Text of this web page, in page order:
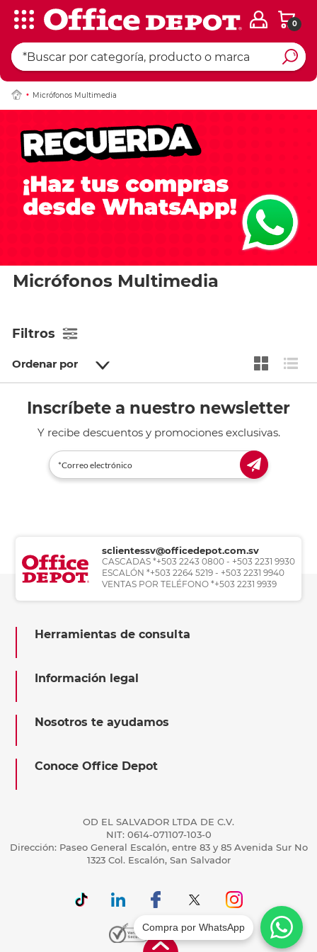
0
Micrófonos Multimedia
Micrófonos Multimedia
Filtros
Ordenar por
Inscríbete a nuestro newsletter
Y recibe descuentos y promociones exclusivas.
sclientessv@officedepot.com.sv
CASCADAS *+503 2243 0800 - +503 2231 9930
ESCALÓN *+503 2264 5219 - +503 2231 9940
VENTAS POR TELÉFONO *+503 2231 9939
Herramientas de consulta
Información legal
Nosotros te ayudamos
Conoce Office Depot
OD EL SALVADOR LTDA DE C.V.
NIT: 0614-071107-103-0
Dirección: Paseo General Escalón, entre 83 y 85 Avenida Sur No
1323 Col. Escalón, San Salvador
Compra por WhatsApp